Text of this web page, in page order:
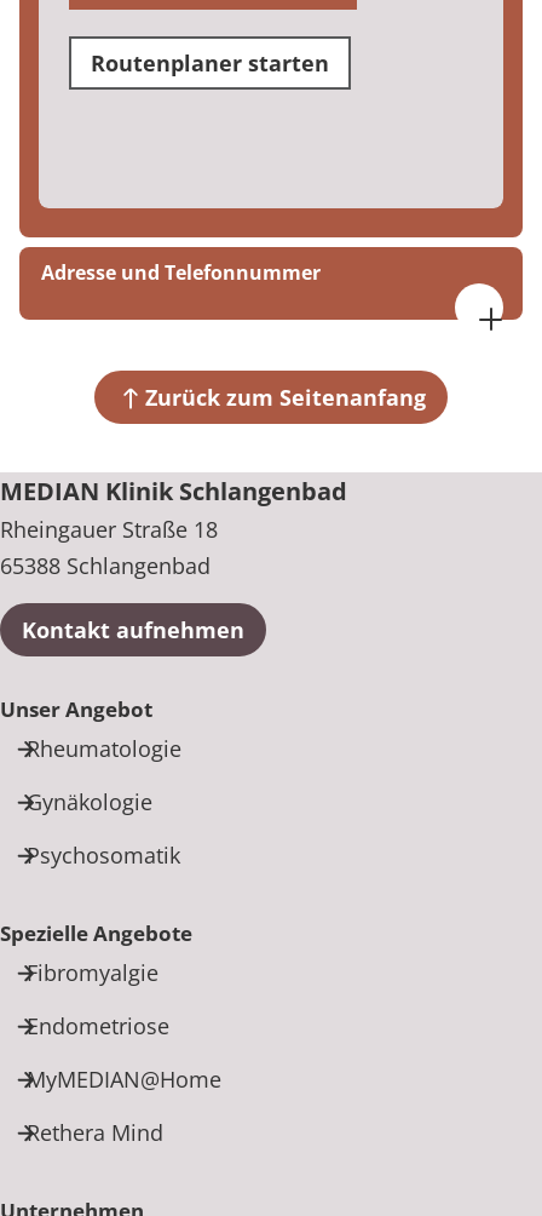
Routenplaner starten
Adresse und Telefonnummer
65388 SchlangenbadZurück zum Seitenanfang
MEDIAN Klinik Schlangenbad
Rheingauer Straße 18
65388 Schlangenbad
Kontakt aufnehmen
Unser Angebot
Rheumatologie
Gynäkologie
Psychosomatik
Spezielle Angebote
Fibromyalgie
Endometriose
MyMEDIAN@Home
Rethera Mind